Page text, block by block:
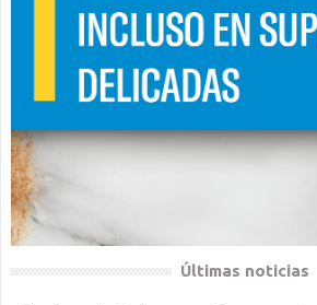
Últimas noticias